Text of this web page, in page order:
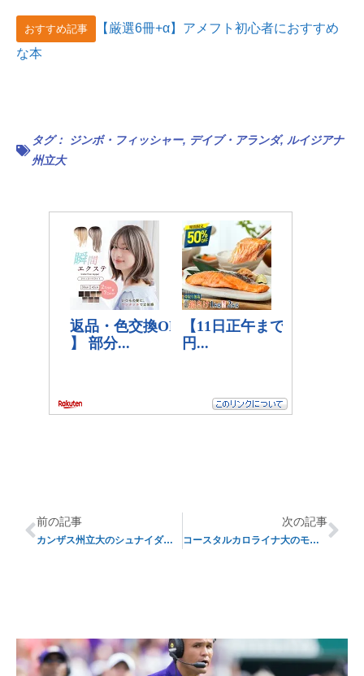
おすすめ記事
【厳選6冊+α】アメフト初心者におすすめ
な本
タグ： ジンボ・フィッシャー, デイブ・アランダ, ルイジアナ
州立大
前の記事
カンザス州立大のシュナイダー監督、2018年シーズンも続投へ
次の記事
コースタルカロライナ大のモグリア監督が復帰